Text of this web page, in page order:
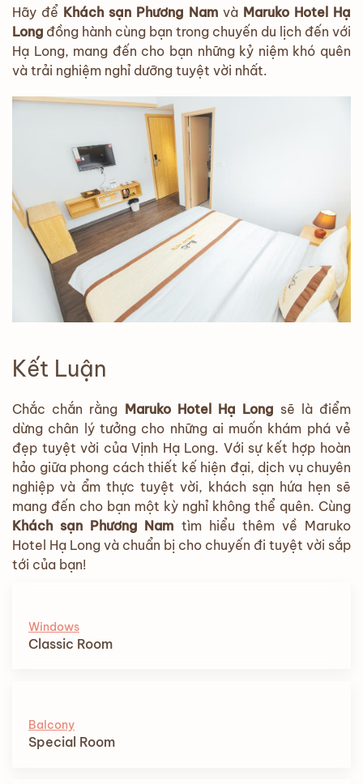
Hãy để Khách sạn Phương Namvà Maruko Hotel Hạ
Long đồng hành cùng bạn trong chuyến du lịch đến với
Hạ Long, mang đến cho bạn những kỷ niệm khó quên
và trải nghiệm nghỉ dưỡng tuyệt vời nhất.
Kết Luận
Chắc chắn rằng Maruko Hotel Hạ Long sẽ là điểm
dừng chân lý tưởng cho những ai muốn khám phá vẻ
đẹp tuyệt vời của Vịnh Hạ Long. Với sự kết hợp hoàn
hảo giữa phong cách thiết kế hiện đại, dịch vụ chuyên
nghiệp và ẩm thực tuyệt vời, khách sạn hứa hẹn sẽ
mang đến cho bạn một kỳ nghỉ không thể quên. Cùng
Khách sạn Phương Nam tìm hiểu thêm về Maruko
Hotel Hạ Long và chuẩn bị cho chuyến đi tuyệt vời sắp
tới của bạn!
Windows
Classic Room
Balcony
Special Room